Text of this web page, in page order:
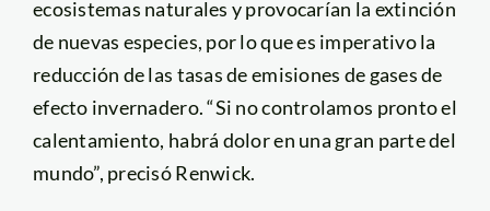
ecosistemas naturales y provocarían la extinción
de nuevas especies, por lo que es imperativo la
reducción de las tasas de emisiones de gases de
efecto invernadero. “Si no controlamos pronto el
calentamiento, habrá dolor en una gran parte del
mundo”, precisó Renwick.